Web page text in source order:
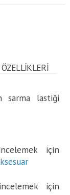
sarma lastiği
için
için